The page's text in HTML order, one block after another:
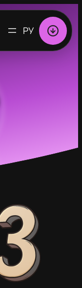
ВЫБРАТЬ
ЯЗЫК